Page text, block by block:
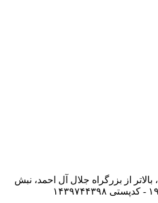
از بزرگراه جلال آل احمد، نبش